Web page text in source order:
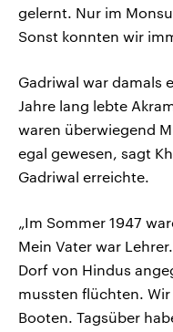
gelernt. Nur im
Sonst konnten wir
Gadriwal war damals
Jahre lang lebte
waren überwiegend
egal gewesen, sagt
Gadriwal erreichte.
„Im Sommer 1947
Mein Vater war
Dorf von Hindus
mussten flüchten.
Booten. Tagsüber